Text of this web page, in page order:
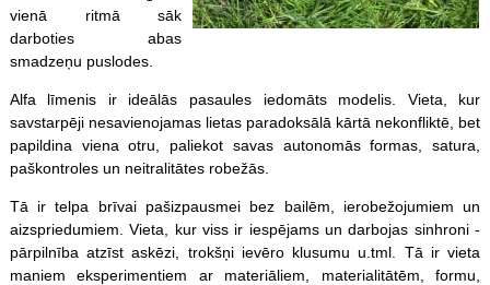
vienā ritmā sāk
darboties abas
smadzeņu puslodes.
Alfa līmenis ir ideālās pasaules iedomāts modelis. Vieta, kur
savstarpēji nesavienojamas lietas paradoksālā kārtā nekonfliktē, bet
papildina viena otru, paliekot savas autonomās formas, satura,
paškontroles un neitralitātes robežās.
Tā ir telpa brīvai pašizpausmei bez bailēm, ierobežojumiem un
aizspriedumiem. Vieta, kur viss ir iespējams un darbojas sinhroni -
pārpilnība atzīst askēzi, trokšņi ievēro klusumu u.tml. Tā ir vieta
maniem eksperimentiem ar materiāliem, materialitātēm, formu,